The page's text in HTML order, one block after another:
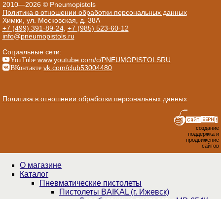
2010—2026 © Pneumopistols
Политика в отношении обработки персональных данных
Химки, ул. Московская, д. 38А
+7 (499) 391-89-24, +7 (985) 523-60-12
info@pneumopistols.ru
Социальные сети:
YouTube www.youtube.com/c/PNEUMOPISTOLSRU
ВКонтакте vk.com/club53004480
Политика в отношении обработки персональных данных
создание
поддержка и
продвижение
сайтов
О магазине
Каталог
Пнев­ма­ти­чес­кие пистолеты
Пистолеты BAIKAL (г. Ижевск)